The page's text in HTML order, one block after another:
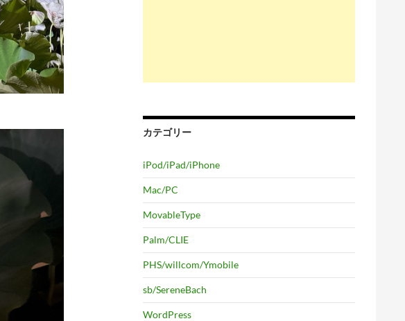
カテゴリー
iPod/iPad/iPhone
Mac/PC
MovableType
Palm/CLIE
PHS/willcom/Ymobile
sb/SereneBach
WordPress